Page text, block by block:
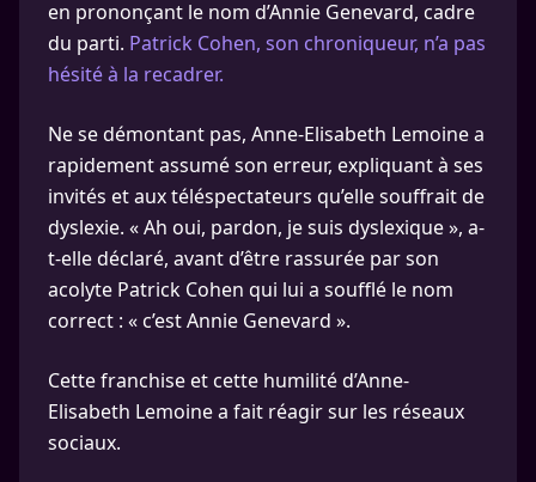
en prononçant le nom d’Annie Genevard, cadre
du parti. Patrick Cohen, son chroniqueur, n’a pas
hésité à la recadrer.
Ne se démontant pas, Anne-Elisabeth Lemoine a
rapidement assumé son erreur, expliquant à ses
invités et aux téléspectateurs qu’elle souffrait de
dyslexie. « Ah oui, pardon, je suis dyslexique », a-
t-elle déclaré, avant d’être rassurée par son
acolyte Patrick Cohen qui lui a soufflé le nom
correct : « c’est Annie Genevard ».
Cette franchise et cette humilité d’Anne-
Elisabeth Lemoine a fait réagir sur les réseaux
sociaux.